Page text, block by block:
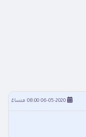
06-05-2020 08:00 مساءً